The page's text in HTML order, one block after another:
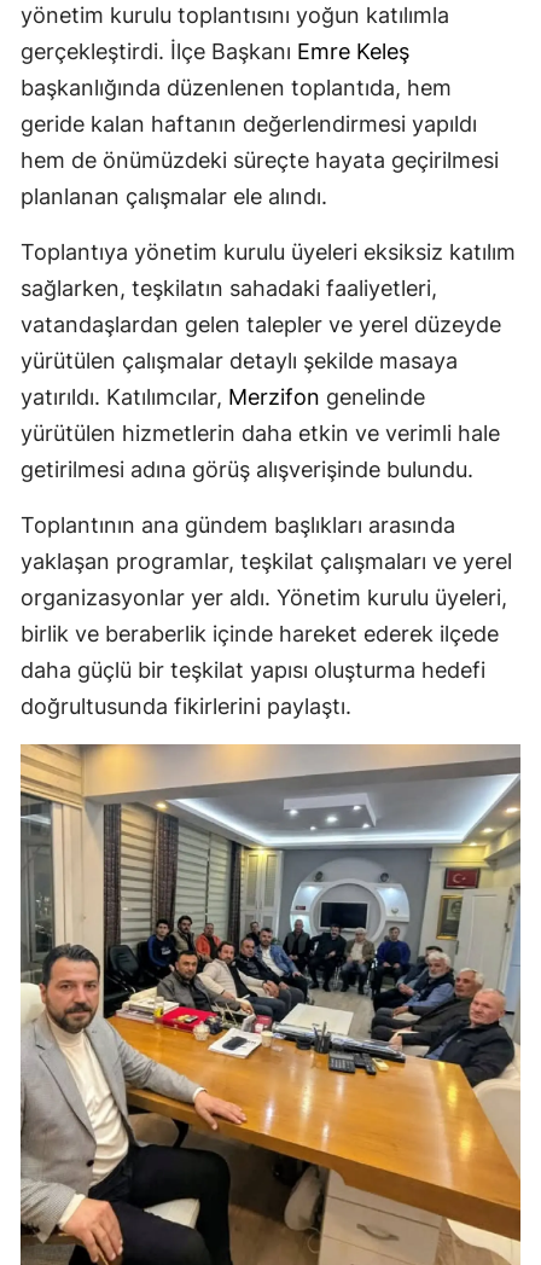
yönetim kurulu toplantısını yoğun katılımla
gerçekleştirdi. İlçe Başkanı Emre Keleş
başkanlığında düzenlenen toplantıda, hem
geride kalan haftanın değerlendirmesi yapıldı
hem de önümüzdeki süreçte hayata geçirilmesi
planlanan çalışmalar ele alındı.
Toplantıya yönetim kurulu üyeleri eksiksiz katılım
sağlarken, teşkilatın sahadaki faaliyetleri,
vatandaşlardan gelen talepler ve yerel düzeyde
yürütülen çalışmalar detaylı şekilde masaya
yatırıldı. Katılımcılar, Merzifon genelinde
yürütülen hizmetlerin daha etkin ve verimli hale
getirilmesi adına görüş alışverişinde bulundu.
Toplantının ana gündem başlıkları arasında
yaklaşan programlar, teşkilat çalışmaları ve yerel
organizasyonlar yer aldı. Yönetim kurulu üyeleri,
birlik ve beraberlik içinde hareket ederek ilçede
daha güçlü bir teşkilat yapısı oluşturma hedefi
doğrultusunda fikirlerini paylaştı.